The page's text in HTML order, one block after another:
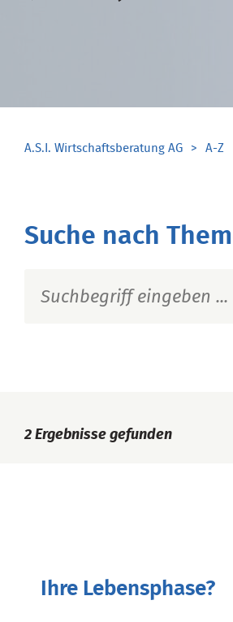
A.S.I. Wirtschaftsberatung AG A-Z
Suche nach
2 Ergebnisse gefunden
Ihre Lebensphase?